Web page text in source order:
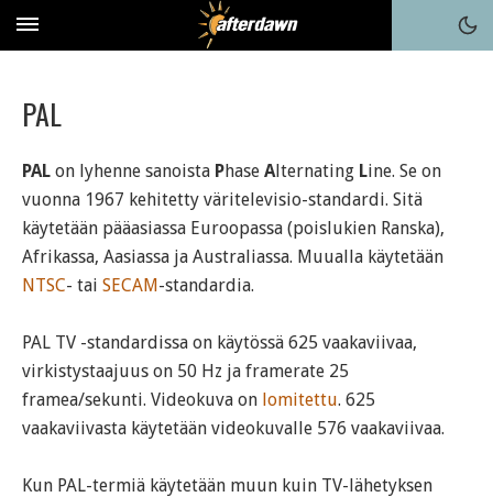
PAL
PAL on lyhenne sanoista Phase Alternating Line. Se on
vuonna 1967 kehitetty väritelevisio-standardi. Sitä
käytetään pääasiassa Euroopassa (poislukien Ranska),
Afrikassa, Aasiassa ja Australiassa. Muualla käytetään
NTSC- tai SECAM-standardia.
PAL TV -standardissa on käytössä 625 vaakaviivaa,
virkistystaajuus on 50 Hz ja framerate 25
framea/sekunti. Videokuva on lomitettu. 625
vaakaviivasta käytetään videokuvalle 576 vaakaviivaa.
Kun PAL-termiä käytetään muun kuin TV-lähetyksen